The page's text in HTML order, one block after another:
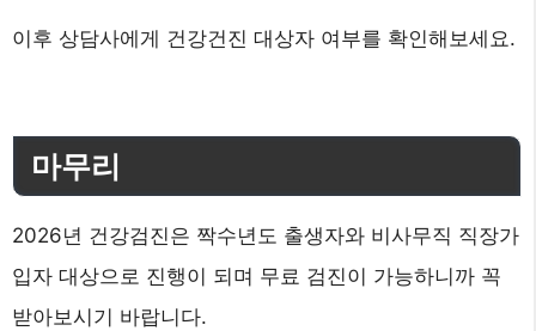
이후 상담사에게 건강건진 대상자 여부를 확인해보세요.
마무리
2026년 건강검진은 짝수년도 출생자와 비사무직 직장가
입자 대상으로 진행이 되며 무료 검진이 가능하니까 꼭
받아보시기 바랍니다.